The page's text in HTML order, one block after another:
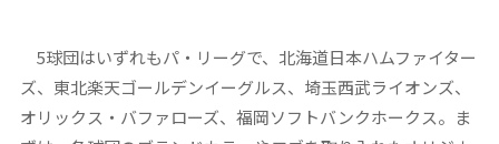
5球団はいずれもパ・リーグで、北海道日本ハムファイター
ズ、東北楽天ゴールデンイーグルス、埼玉西武ライオンズ、
オリックス・バファローズ、福岡ソフトバンクホークス。ま